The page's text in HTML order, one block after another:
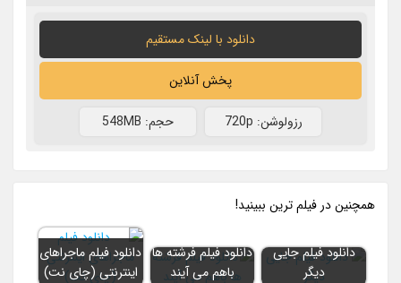
دانلود با لينک مستقيم
پخش آنلاین
رزولوشن: 720p حجم: 548MB
همچنين در فيلم ترين ببينيد!
دانلود فیلم جایی
دیگر
دانلود فیلم فرشته ها
باهم می آیند
دانلود فیلم ماجراهای
اینترنتی (چای نت)